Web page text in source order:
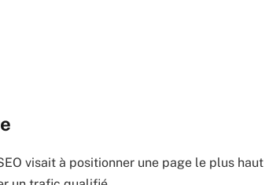
visait à positionner une page le plus haut